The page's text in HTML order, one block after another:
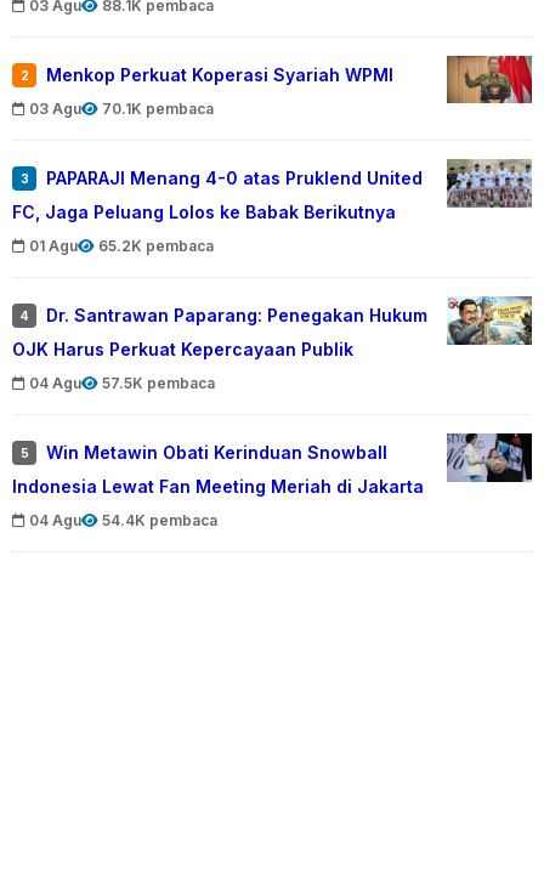
03 Agu 88.1K pembaca
2 Menkop Perkuat Koperasi Syariah WPMI
03 Agu 70.1K pembaca
3
PAPARAJI Menang 4-0 atas Pruklend United
FC, Jaga Peluang Lolos ke Babak Berikutnya
01 Agu 65.2K pembaca
4
Dr. Santrawan Paparang: Penegakan Hukum
OJK Harus Perkuat Kepercayaan Publik
04 Agu 57.5K pembaca
5
Win Metawin Obati Kerinduan Snowball
Indonesia Lewat Fan Meeting Meriah di Jakarta
04 Agu 54.4K pembaca